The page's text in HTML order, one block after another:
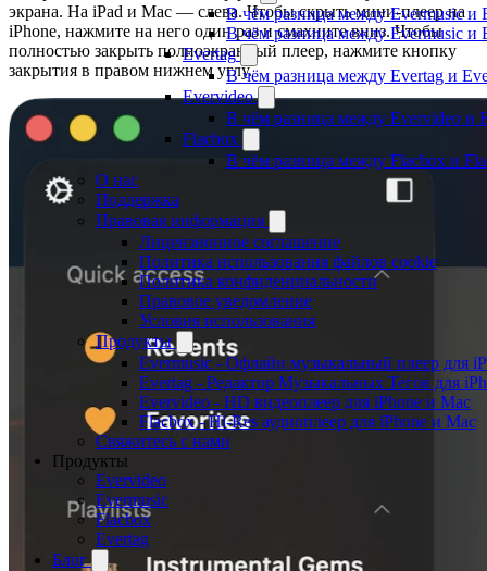
В чём разница между Evermusic и
В чём разница между Evermusic и
Evertag
В чём разница между Evertag и
Evervideo
В чём разница между Evervideo и
Flacbox
В чём разница между Flacbox и
О нас
Поддержка
Правовая информация
Лицензионное соглашение
Политика использования файлов cookie
Политика конфиденциальности
Правовое уведомление
Условия использования
Продукты
Evermusic - Офлайн музыкальный плеер для
Evertag - Редактор Музыкальных Тегов для
Evervideo - HD видеоплеер для iPhone и Mac
Flacbox - Hi-Res аудиоплеер для iPhone и Mac
Свяжитесь с нами
Продукты
Evervideo
Evermusic
Flacbox
Evertag
Блог
экрана. На iPad и Mac — слева. Чтобы скрыть мини-плеер на
iPhone, нажмите на него один раз и смахните вниз. Чтобы
полностью закрыть полноэкранный плеер, нажмите кнопку
закрытия в правом нижнем углу.